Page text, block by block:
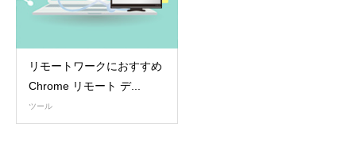
リモートワークにおすすめ
Chrome リモート デ...
ツール